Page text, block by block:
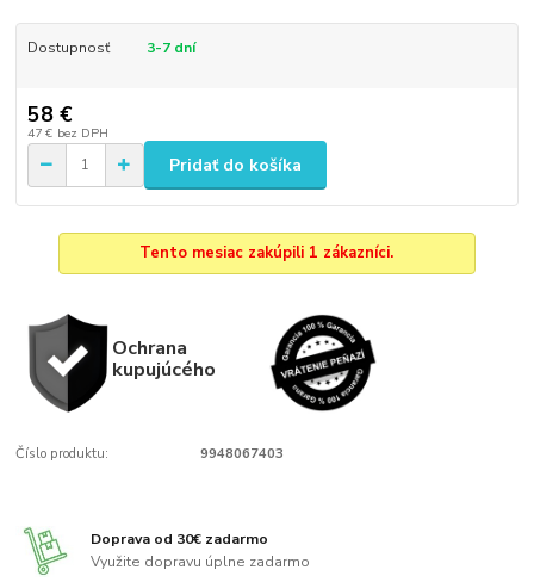
Dostupnosť 3-7 dní
58 €
47 € bez DPH
Pridať do košíka
Tento mesiac zakúpili 1 zákazníci.
Ochrana
kupujúcého
Číslo produktu: 9948067403
Doprava od 30€ zadarmo
Využite dopravu úplne zadarmo